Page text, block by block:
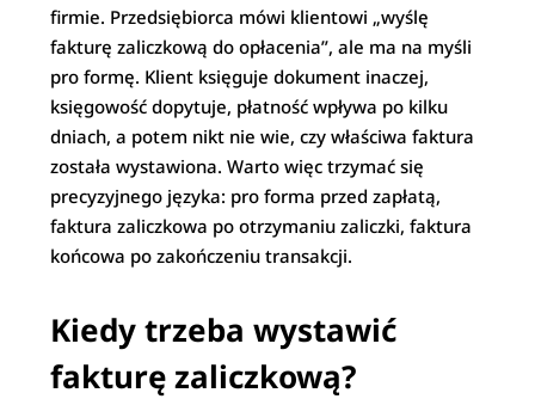
firmie. Przedsiębiorca mówi klientowi „wyślę
fakturę zaliczkową do opłacenia”, ale ma na myśli
pro formę. Klient księguje dokument inaczej,
księgowość dopytuje, płatność wpływa po kilku
dniach, a potem nikt nie wie, czy właściwa faktura
została wystawiona. Warto więc trzymać się
precyzyjnego języka: pro forma przed zapłatą,
faktura zaliczkowa po otrzymaniu zaliczki, faktura
końcowa po zakończeniu transakcji.
Kiedy trzeba wystawić
fakturę zaliczkową?